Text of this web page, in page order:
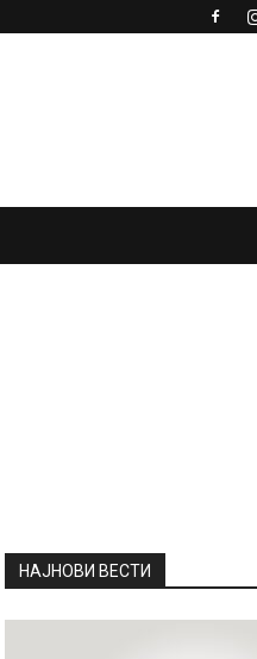
НАЈНОВИ ВЕСТИ